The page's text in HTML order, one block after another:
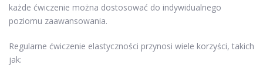
każde ćwiczenie można dostosować do indywidualnego
poziomu zaawansowania.
Regularne ćwiczenie elastyczności przynosi wiele korzyści, takich
jak: